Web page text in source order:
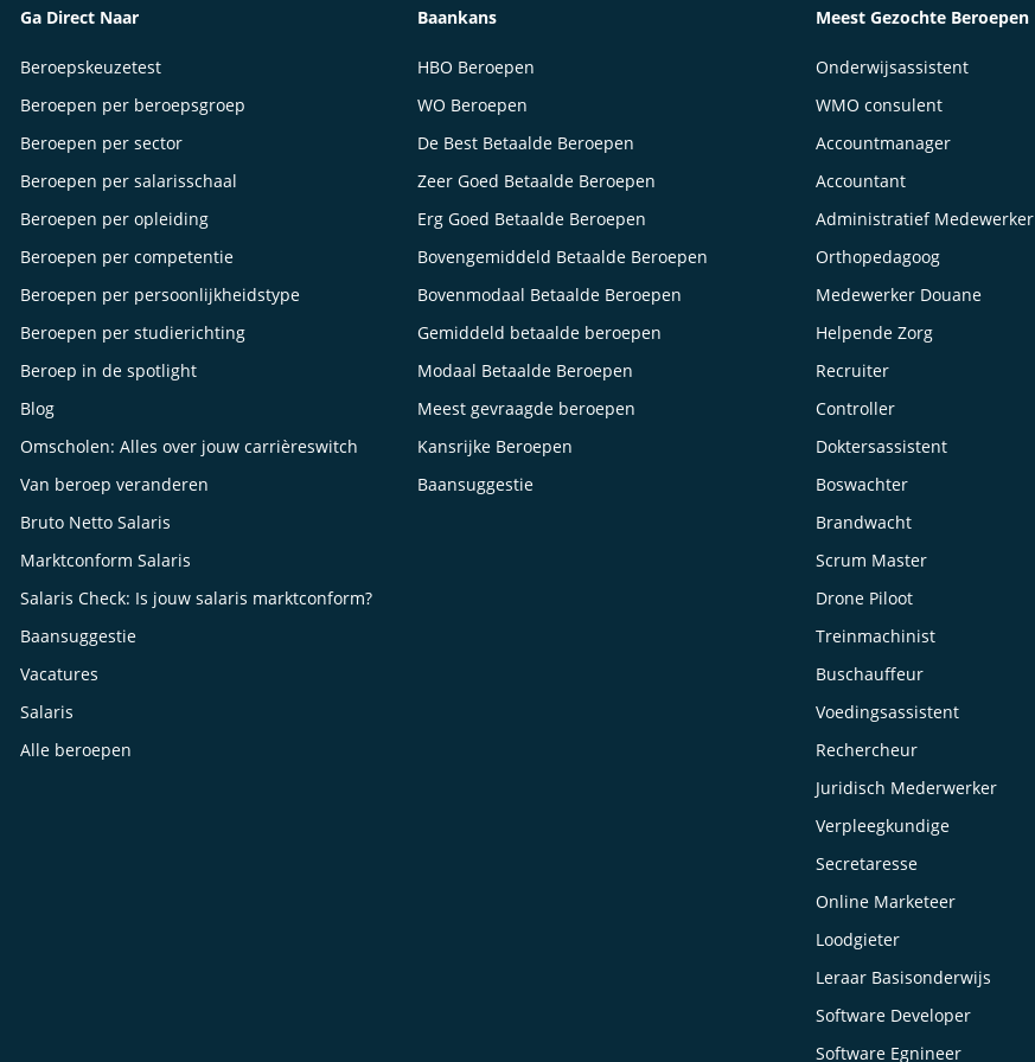
Ga Direct Naar
Beroepskeuzetest
Beroepen per beroepsgroep
Beroepen per sector
Beroepen per salarisschaal
Beroepen per opleiding
Beroepen per competentie
Beroepen per persoonlijkheidstype
Beroepen per studierichting
Beroep in de spotlight
Blog
Omscholen: Alles over jouw carrièreswitch
Van beroep veranderen
Bruto Netto Salaris
Marktconform Salaris
Salaris Check: Is jouw salaris marktconform?
Baansuggestie
Vacatures
Salaris
Alle beroepen
Baankans
HBO Beroepen
WO Beroepen
De Best Betaalde Beroepen
Zeer Goed Betaalde Beroepen
Erg Goed Betaalde Beroepen
Bovengemiddeld Betaalde Beroepen
Bovenmodaal Betaalde Beroepen
Gemiddeld betaalde beroepen
Modaal Betaalde Beroepen
Meest gevraagde beroepen
Kansrijke Beroepen
Baansuggestie
Meest Gezochte Beroepen
Onderwijsassistent
WMO consulent
Accountmanager
Accountant
Administratief Medewerker
Orthopedagoog
Medewerker Douane
Helpende Zorg
Recruiter
Controller
Doktersassistent
Boswachter
Brandwacht
Scrum Master
Drone Piloot
Treinmachinist
Buschauffeur
Voedingsassistent
Rechercheur
Juridisch Mederwerker
Verpleegkundige
Secretaresse
Online Marketeer
Loodgieter
Leraar Basisonderwijs
Software Developer
Software Egnineer